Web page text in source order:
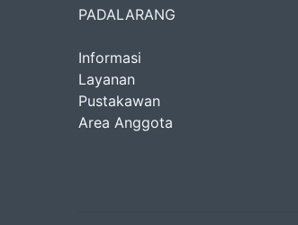
PADALARANG
Informasi
Layanan
Pustakawan
Area Anggota